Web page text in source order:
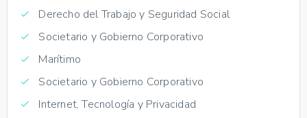
Derecho del Trabajo y Seguridad Social
Societario y Gobierno Corporativo
Marítimo
Societario y Gobierno Corporativo
Internet, Tecnología y Privacidad